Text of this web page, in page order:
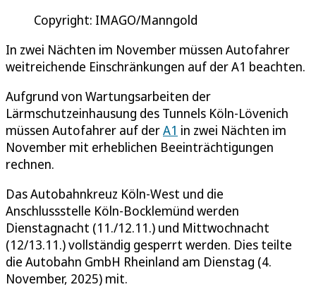
Copyright: IMAGO/Manngold
In zwei Nächten im November müssen Autofahrer
weitreichende Einschränkungen auf der A1 beachten.
Aufgrund von Wartungsarbeiten der
Lärmschutzeinhausung des Tunnels Köln-Lövenich
müssen Autofahrer auf derA1 in zwei Nächten im
November mit erheblichen Beeinträchtigungen
rechnen.
Das Autobahnkreuz Köln-West und die
Anschlussstelle Köln-Bocklemünd werden
Dienstagnacht (11./12.11.) und Mittwochnacht
(12/13.11.) vollständig gesperrt werden. Dies teilte
die Autobahn GmbH Rheinland am Dienstag (4.
November, 2025) mit.